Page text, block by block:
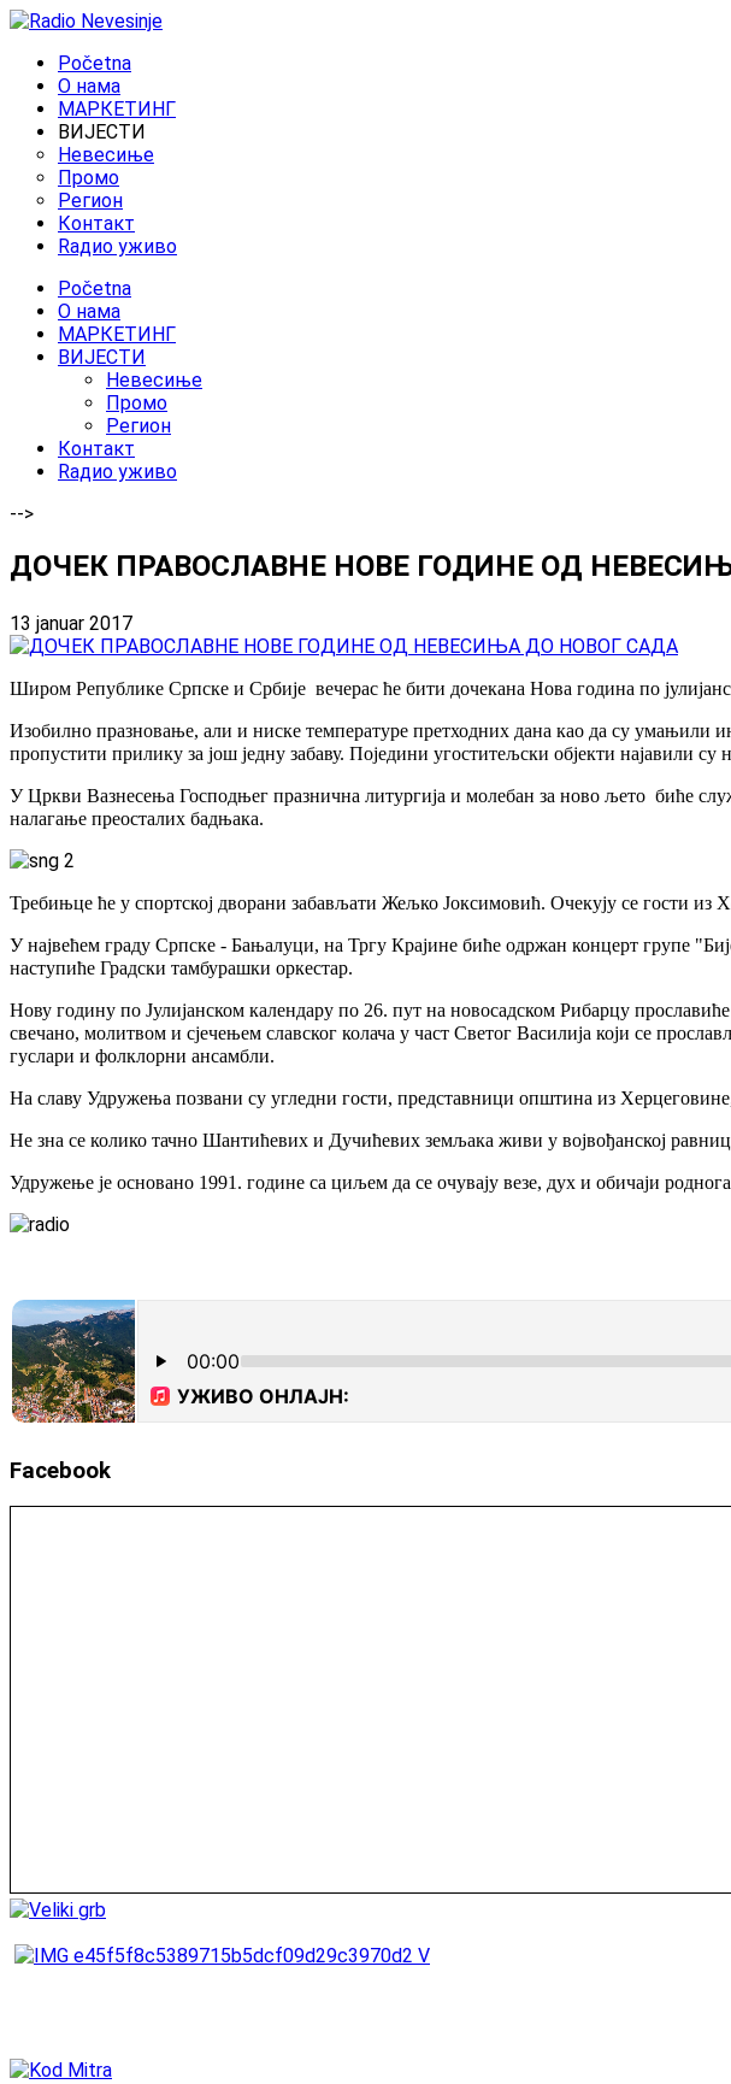
Početna
O нама
МАРКЕТИНГ
ВИЈЕСТИ
Невесиње
Промо
Регион
Контакт
Rадио уживо
Početna
O нама
МАРКЕТИНГ
ВИЈЕСТИ
Невесиње
Промо
Регион
Контакт
Rадио уживо
-->
ДОЧЕК ПРАВОСЛАВНЕ НОВЕ ГОДИНЕ ОД
13 januar 2017
Широм Републике Српске и Србије вечерас ће бити дочекана Нова година по
Изобилно празновање, али и ниске температуре претходних дана као да су
пропустити прилику за још једну забаву. Поједини угоститељски објекти најавили
У Цркви Вазнесења Господњег празнична литургија и молебан за ново љето биће
налагање преосталих бадњака.
Требињце ће у спортској дворани забављати Жељко Јоксимовић. Очекују се гости
У највећем граду Српске - Бањалуци, на Тргу Крајине биће одржан концерт групе
наступиће Градски тамбурашки оркестар.
Нову годину по Јулијанском календару по 26. пут на новосадском Рибарцу
свечано, молитвом и сјечењем славског колача у част Светог Василија који се
гуслари и фолклорни ансамбли.
На славу Удружења позвани су угледни гости, представници општина из
Не зна се колико тачно Шантићевих и Дучићевих земљака живи у војвођанској
Удружење је основано 1991. године са циљем да се очувају везе, дух и обичаји роднога
Facebook